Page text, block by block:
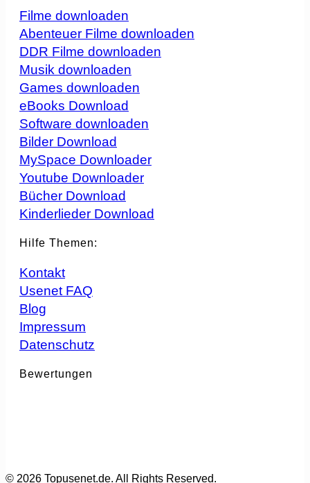
Filme downloaden
Abenteuer Filme downloaden
DDR Filme downloaden
Musik downloaden
Games downloaden
eBooks Download
Software downloaden
Bilder Download
MySpace Downloader
Youtube Downloader
Bücher Download
Kinderlieder Download
Hilfe Themen:
Kontakt
Usenet FAQ
Blog
Impressum
Datenschutz
Bewertungen
© 2026 Topusenet.de. All Rights Reserved.